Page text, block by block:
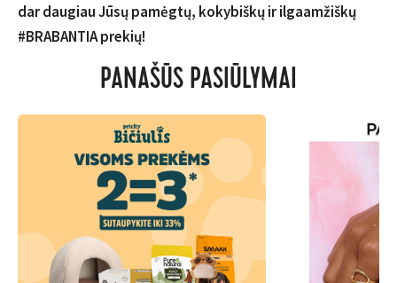
dar daugiau Jūsų pamėgtų, kokybiškų ir ilgaamžiškų
#BRABANTIA prekių!
PANAŠŪS PASIŪLYMAI